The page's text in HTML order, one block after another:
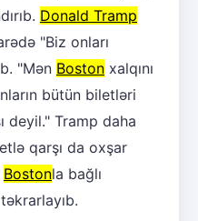
Donald Tramp
"Biz onları
"Mən Boston xalqını
bütün biletləri
deyil." Tramp daha
qarşı da oxşar
Bostonla bağlı